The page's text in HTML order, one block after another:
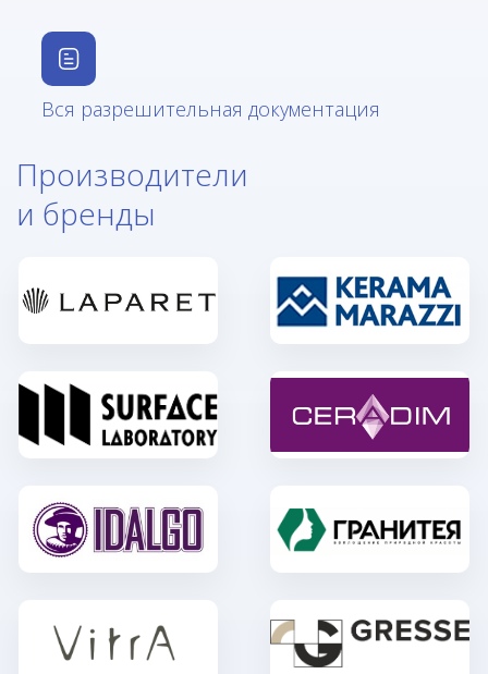
Вся разрешительная документация
Производители
и бренды